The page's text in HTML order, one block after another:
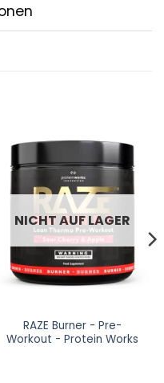
NICHT AUF LAGER
RAZE Burner - Pre-
Workout - Protein Works